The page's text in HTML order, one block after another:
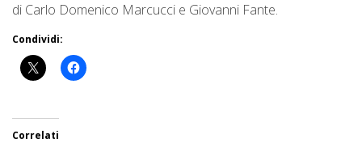
di Carlo Domenico Marcucci e Giovanni Fante.
Condividi:
Correlati